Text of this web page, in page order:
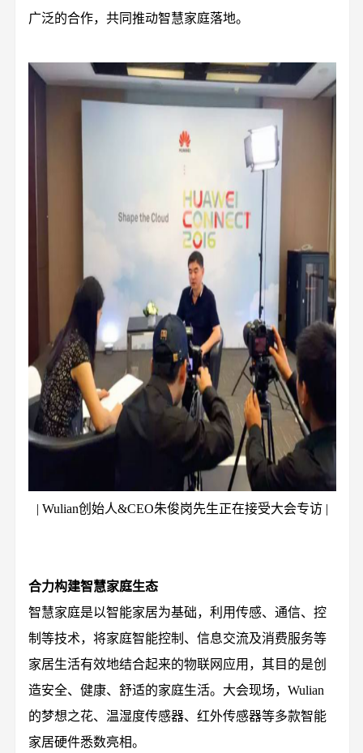
广泛的合作，共同推动智慧家庭落地。
| Wulian创始人&CEO朱俊岗先生正在接受大会专访 |
合力构建智慧家庭生态
智慧家庭是以智能家居为基础，利用传感、通信、控
制等技术，将家庭智能控制、信息交流及消费服务等
家居生活有效地结合起来的物联网应用，其目的是创
造安全、健康、舒适的家庭生活。大会现场，Wulian
的梦想之花、温湿度传感器、红外传感器等多款智能
家居硬件悉数亮相。